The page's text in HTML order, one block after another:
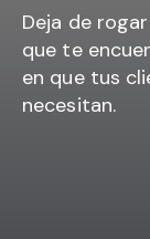
Deja de
que te
en que tus
necesitan.